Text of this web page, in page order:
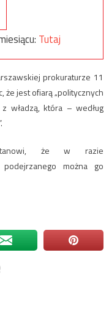
Tutaj
prokuraturze 11
że jest ofiarą „politycznych
władzą, która – według
że w razie
można go